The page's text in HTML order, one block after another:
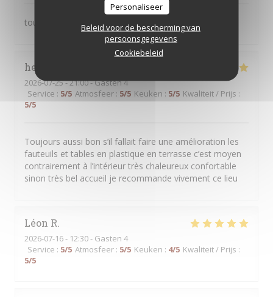
Personaliseer
Beleid voor de bescherming van
persoonsgegevens
Cookiebeleid
toujours satisfait
hervé
2026-07-25- 21:00 - Gasten 4
Service : 5/5 Atmosfeer : 5/5 Keuken : 5/5 Kwaliteit / Prijs :
5/5
Toujours aussi bon s’il fallait faire une amélioration les
fauteuils et tables en plastique en terrasse c’est moyen
contrairement à l’intérieur très chaleureux confortable
sinon très bel accueil je recommande vivement ce lieu
Léon R
2026-07-16- 12:30 - Gasten 4
Service : 5/5 Atmosfeer : 5/5 Keuken : 4/5 Kwaliteit / Prijs :
5/5